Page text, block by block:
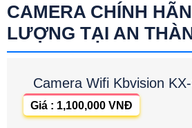
CAMERA CHÍNH
LƯỢNG TẠI AN
Camera Wifi Kbvision
Giá : 1,100,000 VNĐ